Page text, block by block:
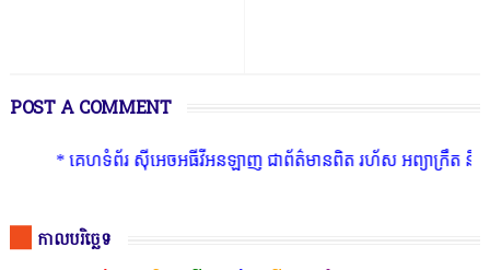
POST A COMMENT
ហទំព័រ ស៊ីអេចអធីវីអនឡាញ ជាព័ត៌មានពិត រហ័ស អព្យាក្រឹត និងរៀបចំ ជ្រើសរ
កាលបរិច្ឆេទ